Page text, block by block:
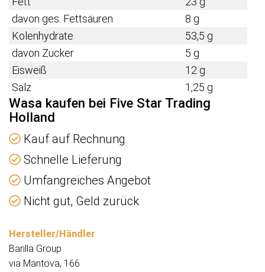
davon ges. Fettsäuren
8 g
Kolenhydrate
53,5 g
davon Zucker
5 g
Eisweiß
12 g
Salz
1,25 g
Wasa kaufen bei Five Star Trading
Holland
Kauf auf Rechnung
Schnelle Lieferung
Umfangreiches Angebot
Nicht gut, Geld zurück
Hersteller/Händler
Barilla Group
via Mantova, 166